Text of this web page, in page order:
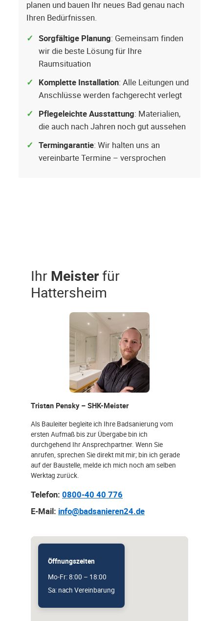
planen und bauen Ihr neues Bad genau nach
Ihren Bedürfnissen.
Sorgfältige Planung: Gemeinsam finden
wir die beste Lösung für Ihre
Raumsituation
Komplette Installation: Alle Leitungen und
Anschlüsse werden fachgerecht verlegt
Pflegeleichte Ausstattung: Materialien,
die auch nach Jahren noch gut aussehen
Termingarantie: Wir halten uns an
vereinbarte Termine – versprochen
Ihr Meisterfür
Hattersheim
Tristan Pensky – SHK-Meister
Als Bauleiter begleite ich Ihre Badsanierung vom
ersten Aufmaß bis zur Übergabe bin ich
durchgehend Ihr Ansprechpartner. Wenn Sie
anrufen, sprechen Sie direkt mit mir; bin ich gerade
auf der Baustelle, melde ich mich noch am selben
Werktag zurück.
Telefon: 0800-40 40 776
E-Mail: info@badsanieren24.de
Öffnungszeiten
Mo-Fr: 8:00 – 18:00
Sa: nach Vereinbarung